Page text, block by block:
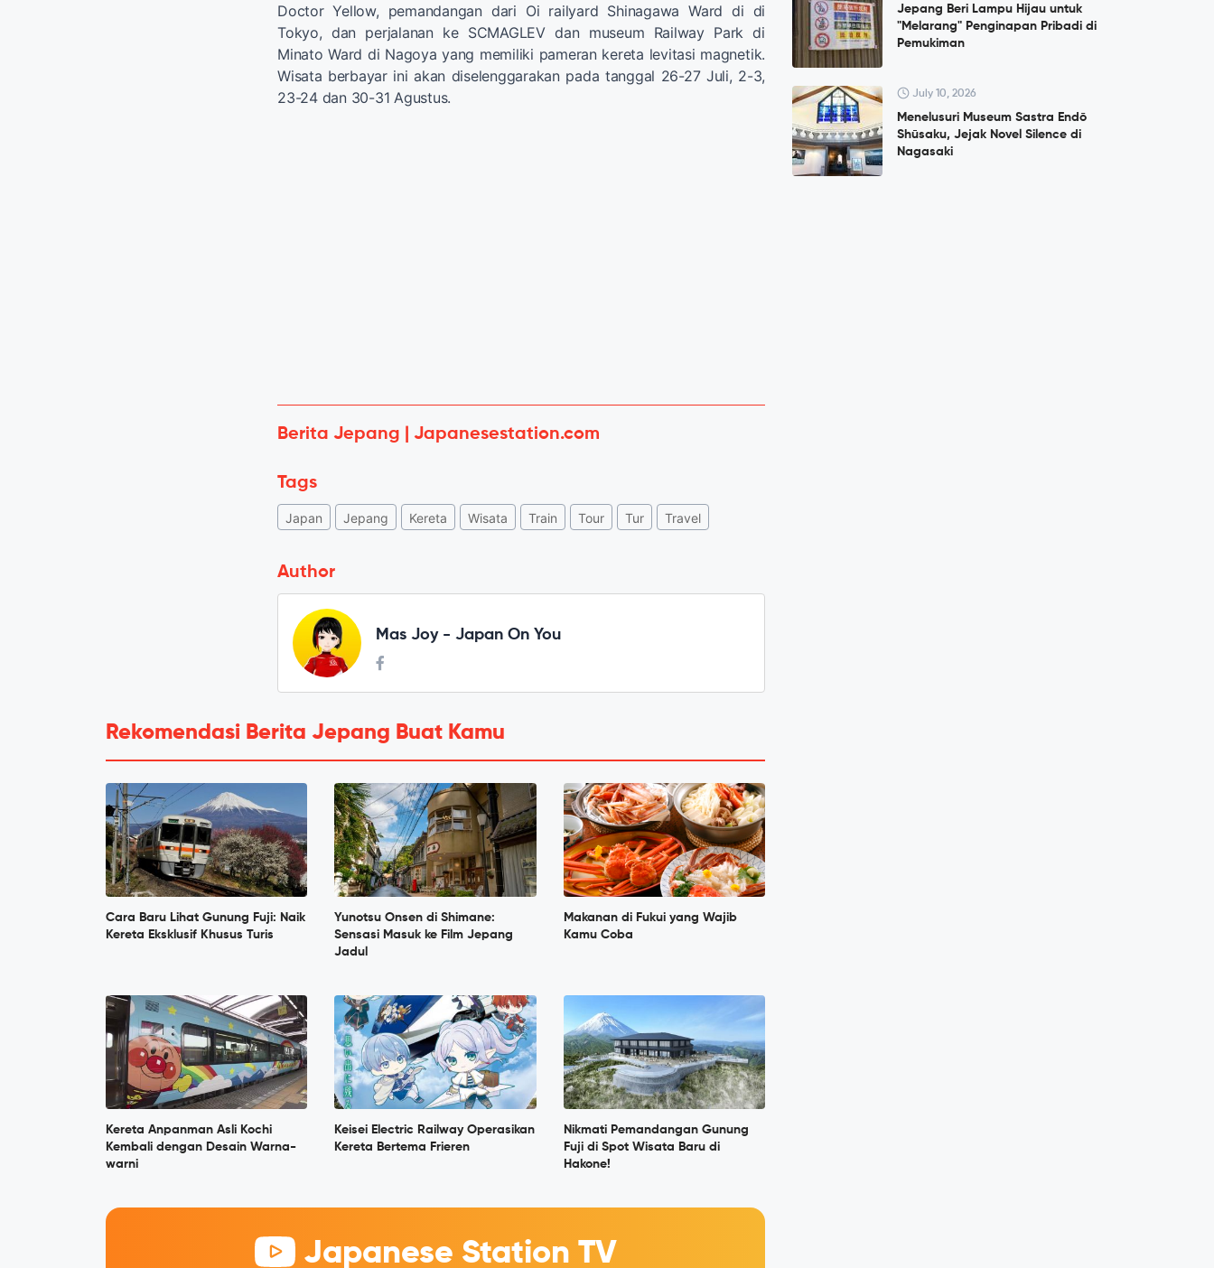
Doctor Yellow, pemandangan dari Oi railyard Shinagawa Ward di di
Tokyo, dan perjalanan ke SCMAGLEV dan museum Railway Park di
Minato Ward di Nagoya yang memiliki pameran kereta levitasi magnetik.
Wisata berbayar ini akan diselenggarakan pada tanggal 26-27 Juli, 2-3,
23-24 dan 30-31 Agustus.
Berita Jepang | Japanesestation.com
Tags
Japan Jepang Kereta Wisata Train Tour Tur Travel
Author
Mas Joy - Japan On You
Rekomendasi Berita Jepang Buat Kamu
Cara Baru Lihat Gunung Fuji: Naik
Kereta Eksklusif Khusus Turis
Yunotsu Onsen di Shimane:
Sensasi Masuk ke Film Jepang
Jadul
Makanan di Fukui yang Wajib
Kamu Coba
Kereta Anpanman Asli Kochi
Kembali dengan Desain Warna-
warni
Keisei Electric Railway Operasikan
Kereta Bertema Frieren
Nikmati Pemandangan Gunung
Fuji di Spot Wisata Baru di
Hakone!
Japanese Station TV
Jepang Beri Lampu Hijau untuk
"Melarang" Penginapan Pribadi di
Pemukiman
July 10, 2026
Menelusuri Museum Sastra Endō
Shūsaku, Jejak Novel Silence di
Nagasaki